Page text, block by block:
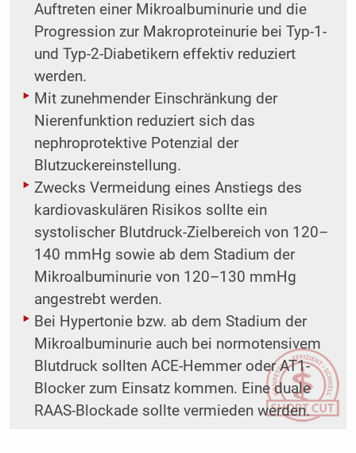
Auftreten einer Mikroalbuminurie und die
Progression zur Makroproteinurie bei Typ-1-
und Typ-2-Diabetikern effektiv reduziert
werden.
Mit zunehmender Einschränkung der
Nierenfunktion reduziert sich das
nephroprotektive Potenzial der
Blutzuckereinstellung.
Zwecks Vermeidung eines Anstiegs des
kardiovaskulären Risikos sollte ein
systolischer Blutdruck-Zielbereich von 120–
140 mmHg sowie ab dem Stadium der
Mikroalbuminurie von 120–130 mmHg
angestrebt werden.
Bei Hypertonie bzw. ab dem Stadium der
Mikroalbuminurie auch bei normotensivem
Blutdruck sollten ACE-Hemmer oder AT1-
Blocker zum Einsatz kommen. Eine duale
RAAS-Blockade sollte vermieden werden.